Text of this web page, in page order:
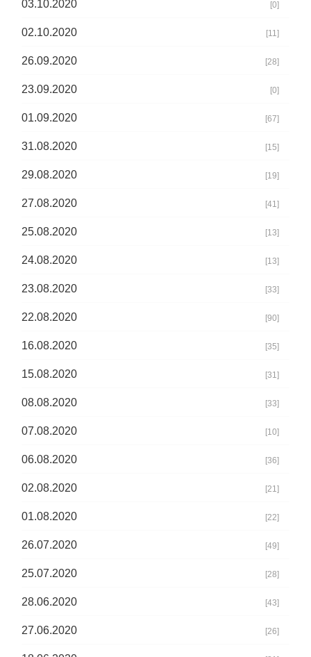
03.10.2020 [0]
02.10.2020 [11]
26.09.2020 [28]
23.09.2020 [0]
01.09.2020 [67]
31.08.2020 [15]
29.08.2020 [19]
27.08.2020 [41]
25.08.2020 [13]
24.08.2020 [13]
23.08.2020 [33]
22.08.2020 [90]
16.08.2020 [35]
15.08.2020 [31]
08.08.2020 [33]
07.08.2020 [10]
06.08.2020 [36]
02.08.2020 [21]
01.08.2020 [22]
26.07.2020 [49]
25.07.2020 [28]
28.06.2020 [43]
27.06.2020 [26]